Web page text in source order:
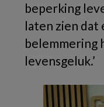
beperking
laten zien dat
belemmering
levensgeluk.’